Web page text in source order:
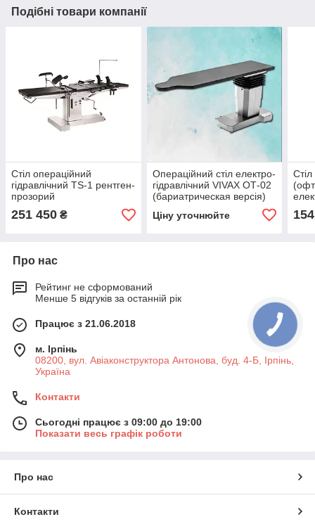
Подібні товари компанії
Стіл операційний
гідравлічний TS-1 рентген-
прозорий
251 450 ₴
Операційний стіл електро-
гідравлічний VIVAX ОТ-02
(бариатрическая версія)
Ціну уточнюйте
Про нас
Рейтинг не сформований
Менше 5 відгуків за останній рік
Працює з 21.06.2018
м. Ірпінь
08200, вул. Авіаконструктора Антонова, буд. 4-Б, Ірпінь,
Україна
Контакти
Сьогодні працює з 09:00 до 19:00
Показати весь графік роботи
Про нас
Контакти